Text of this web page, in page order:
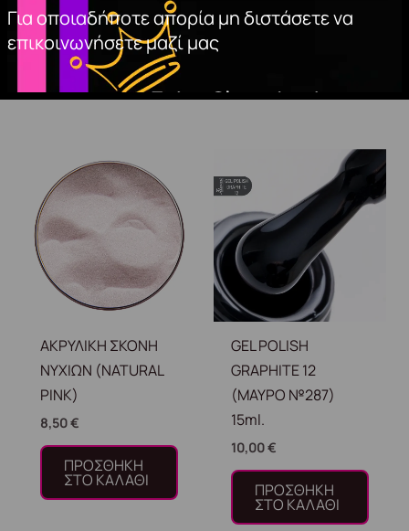
Για οποιαδήποτε απορία μη διστάσετε να
επικοινωνήσετε μαζί μας
ΠΡΟΣΘΉΚΗ
ΣΤΟ ΚΑΛΆΘΙ
7,00
ΑΚΡΥΛΙΚΗ ΣΚΟΝΗ
ΝΥΧΙΩΝ (NATURAL
PINK)
8,50€
ΠΡΟΣΘΉΚΗ
ΣΤΟ ΚΑΛΆΘΙ
GEL POLISH
GRAPHITE 12
(ΜΑΥΡΟ №287)
15ml.
10,00€
ΠΡΟΣΘΉΚΗ
ΣΤΟ ΚΑΛΆΘΙ